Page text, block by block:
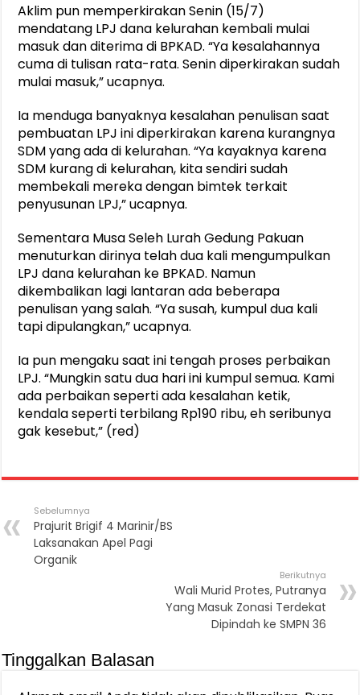
Aklim pun memperkirakan Senin (15/7)
mendatang LPJ dana kelurahan kembali mulai
masuk dan diterima di BPKAD. “Ya kesalahannya
cuma di tulisan rata-rata. Senin diperkirakan sudah
mulai masuk,” ucapnya.
Ia menduga banyaknya kesalahan penulisan saat
pembuatan LPJ ini diperkirakan karena kurangnya
SDM yang ada di kelurahan. “Ya kayaknya karena
SDM kurang di kelurahan, kita sendiri sudah
membekali mereka dengan bimtek terkait
penyusunan LPJ,” ucapnya.
Sementara Musa Seleh Lurah Gedung Pakuan
menuturkan dirinya telah dua kali mengumpulkan
LPJ dana kelurahan ke BPKAD. Namun
dikembalikan lagi lantaran ada beberapa
penulisan yang salah. “Ya susah, kumpul dua kali
tapi dipulangkan,” ucapnya.
Ia pun mengaku saat ini tengah proses perbaikan
LPJ. “Mungkin satu dua hari ini kumpul semua. Kami
ada perbaikan seperti ada kesalahan ketik,
kendala seperti terbilang Rp190 ribu, eh seribunya
gak kesebut,” (red)
Sebelumnya
Prajurit Brigif 4 Marinir/BS
Laksanakan Apel Pagi
Organik
Berikutnya
Wali Murid Protes, Putranya
Yang Masuk Zonasi Terdekat
Dipindah ke SMPN 36
Tinggalkan Balasan